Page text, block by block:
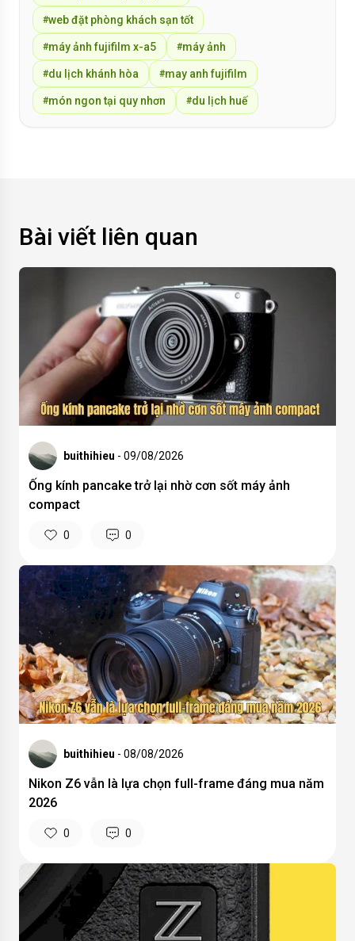
#web đặt phòng khách sạn tốt
#máy ảnh fujifilm x-a5 #máy ảnh
#du lịch khánh hòa #may anh fujifilm
#món ngon tại quy nhơn #du lịch huế
Bài viết liên quan
buithihieu - 09/08/2026
Ống kính pancake trở lại nhờ cơn sốt máy ảnh
compact
0 0
buithihieu - 08/08/2026
Nikon Z6 vẫn là lựa chọn full-frame đáng mua năm
2026
0 0